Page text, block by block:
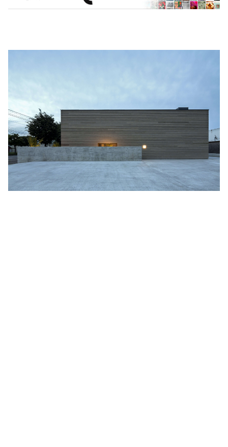
MARVEL・DC
ディズニー
監督別
Quentin Tarantino
Jim Jarmusch
作曲家・アーティスト別
Adan Jodorowsky (アダン・ホドロフスキー)
細野晴臣
The Style Council
Joy Division
Talking Heads